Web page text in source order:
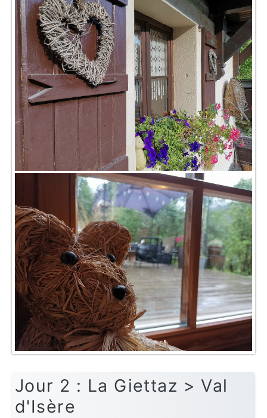
Jour 2 : La Giettaz > Val
d'Isère